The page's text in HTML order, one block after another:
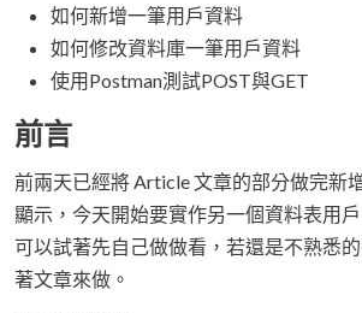
如何新增一筆用戶資料
如何修改資料庫一筆用戶資料
使用Postman測試POST與GET
前言
前兩天已經將 Article 文章的部分做完新
顯示，今天開始要實作另一個資料表用
可以試著先自己做做看，若還是不熟悉
著文章來做。